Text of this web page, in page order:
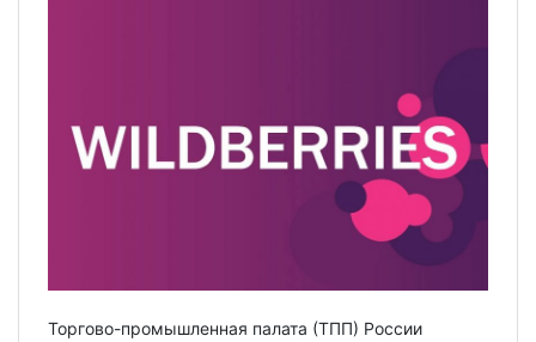
Торгово-промышленная палата (ТПП) России